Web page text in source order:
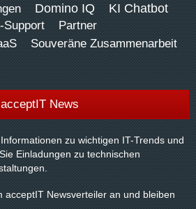
Domino IQ KI Chatbot
Support Partner
Souveräne Zusammenarbeit
acceptIT News
zu wichtigen IT-Trends und
Einladungen zu technischen
acceptIT Newsverteiler an und bleiben